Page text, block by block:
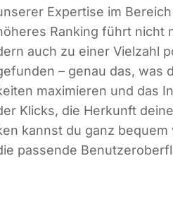
Exper­ti­se im
Ran­king führt nicht
auch zu einer Viel­zahl
– genau das, was
maxi­mie­ren und das
Klicks, die Her­kunft
kannst du ganz
pas­sen­de